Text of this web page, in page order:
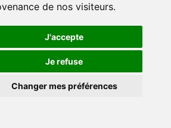
de nos visiteurs.
J'accepte
Je refuse
Changer mes préférences